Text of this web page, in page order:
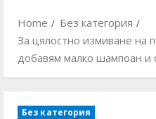
Home
Без категория
За цялостно измиване на
добавям малко шампоан и
Без категория